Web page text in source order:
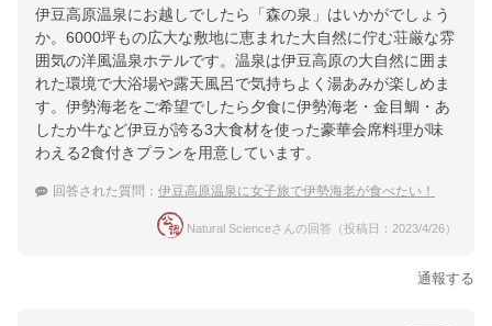
伊豆高原温泉にお越しでしたら「森の泉」はいかがでしょう
か。6000坪もの広大な敷地に恵まれた大自然に佇む荘厳な雰
囲気の洋風温泉ホテルです。温泉は伊豆高原の大自然に囲ま
れた環境で大浴場や露天風呂で気持ちよく湯あみが楽しめま
す。伊勢海老をご希望でしたら夕食に伊勢海老・金目鯛・あ
したか牛など伊豆が誇る3大食材を使った豪華会席料理が味
わえる2食付きプランを用意しています。
回答された質問： 伊豆高原温泉に女子旅で伊勢海老が食べたい！
Natural Scienceさんの回答（投稿日：2023/4/26）
通報する